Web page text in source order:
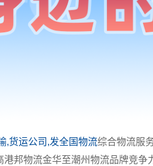
,货运公司,发全国物流综合物流服
邦物流金华至潮州物流品牌竞